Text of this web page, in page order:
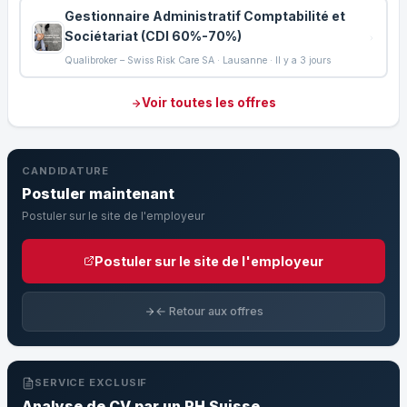
Gestionnaire Administratif Comptabilité et
Sociétariat (CDI 60%-70%)
Qualibroker – Swiss Risk Care SA · Lausanne · Il y a 3 jours
Voir toutes les offres
CANDIDATURE
Postuler maintenant
Postuler sur le site de l'employeur
Postuler sur le site de l'employeur
← Retour aux offres
SERVICE EXCLUSIF